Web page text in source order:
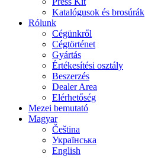
Katalógusok és brosúrák
Rólunk
Cégünkről
Cégtörténet
Gyártás
Értékesítési osztály
Beszerzés
Dealer Area
Elérhetőség
Mezei bemutató
Magyar
Čeština
Українська
English